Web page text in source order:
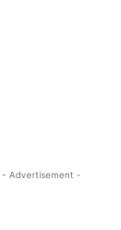
- Advertisement -